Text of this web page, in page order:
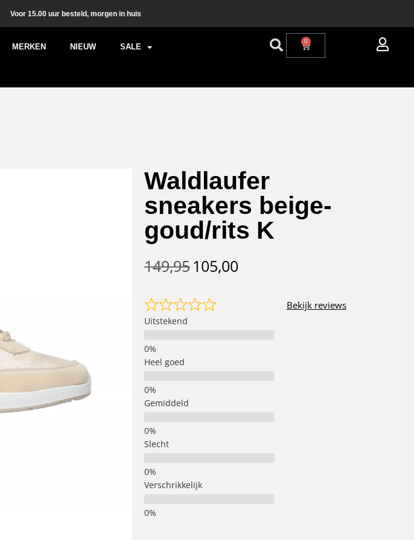
Voor 15.00 uur besteld, morgen in huis
MERKEN NIEUW SALE
0
Waldlaufer
sneakers beige-
goud/rits K
149,95105,00
Uitstekend
Heel goed
Gemiddeld
Slecht
Verschrikkelijk
Bekijk reviews